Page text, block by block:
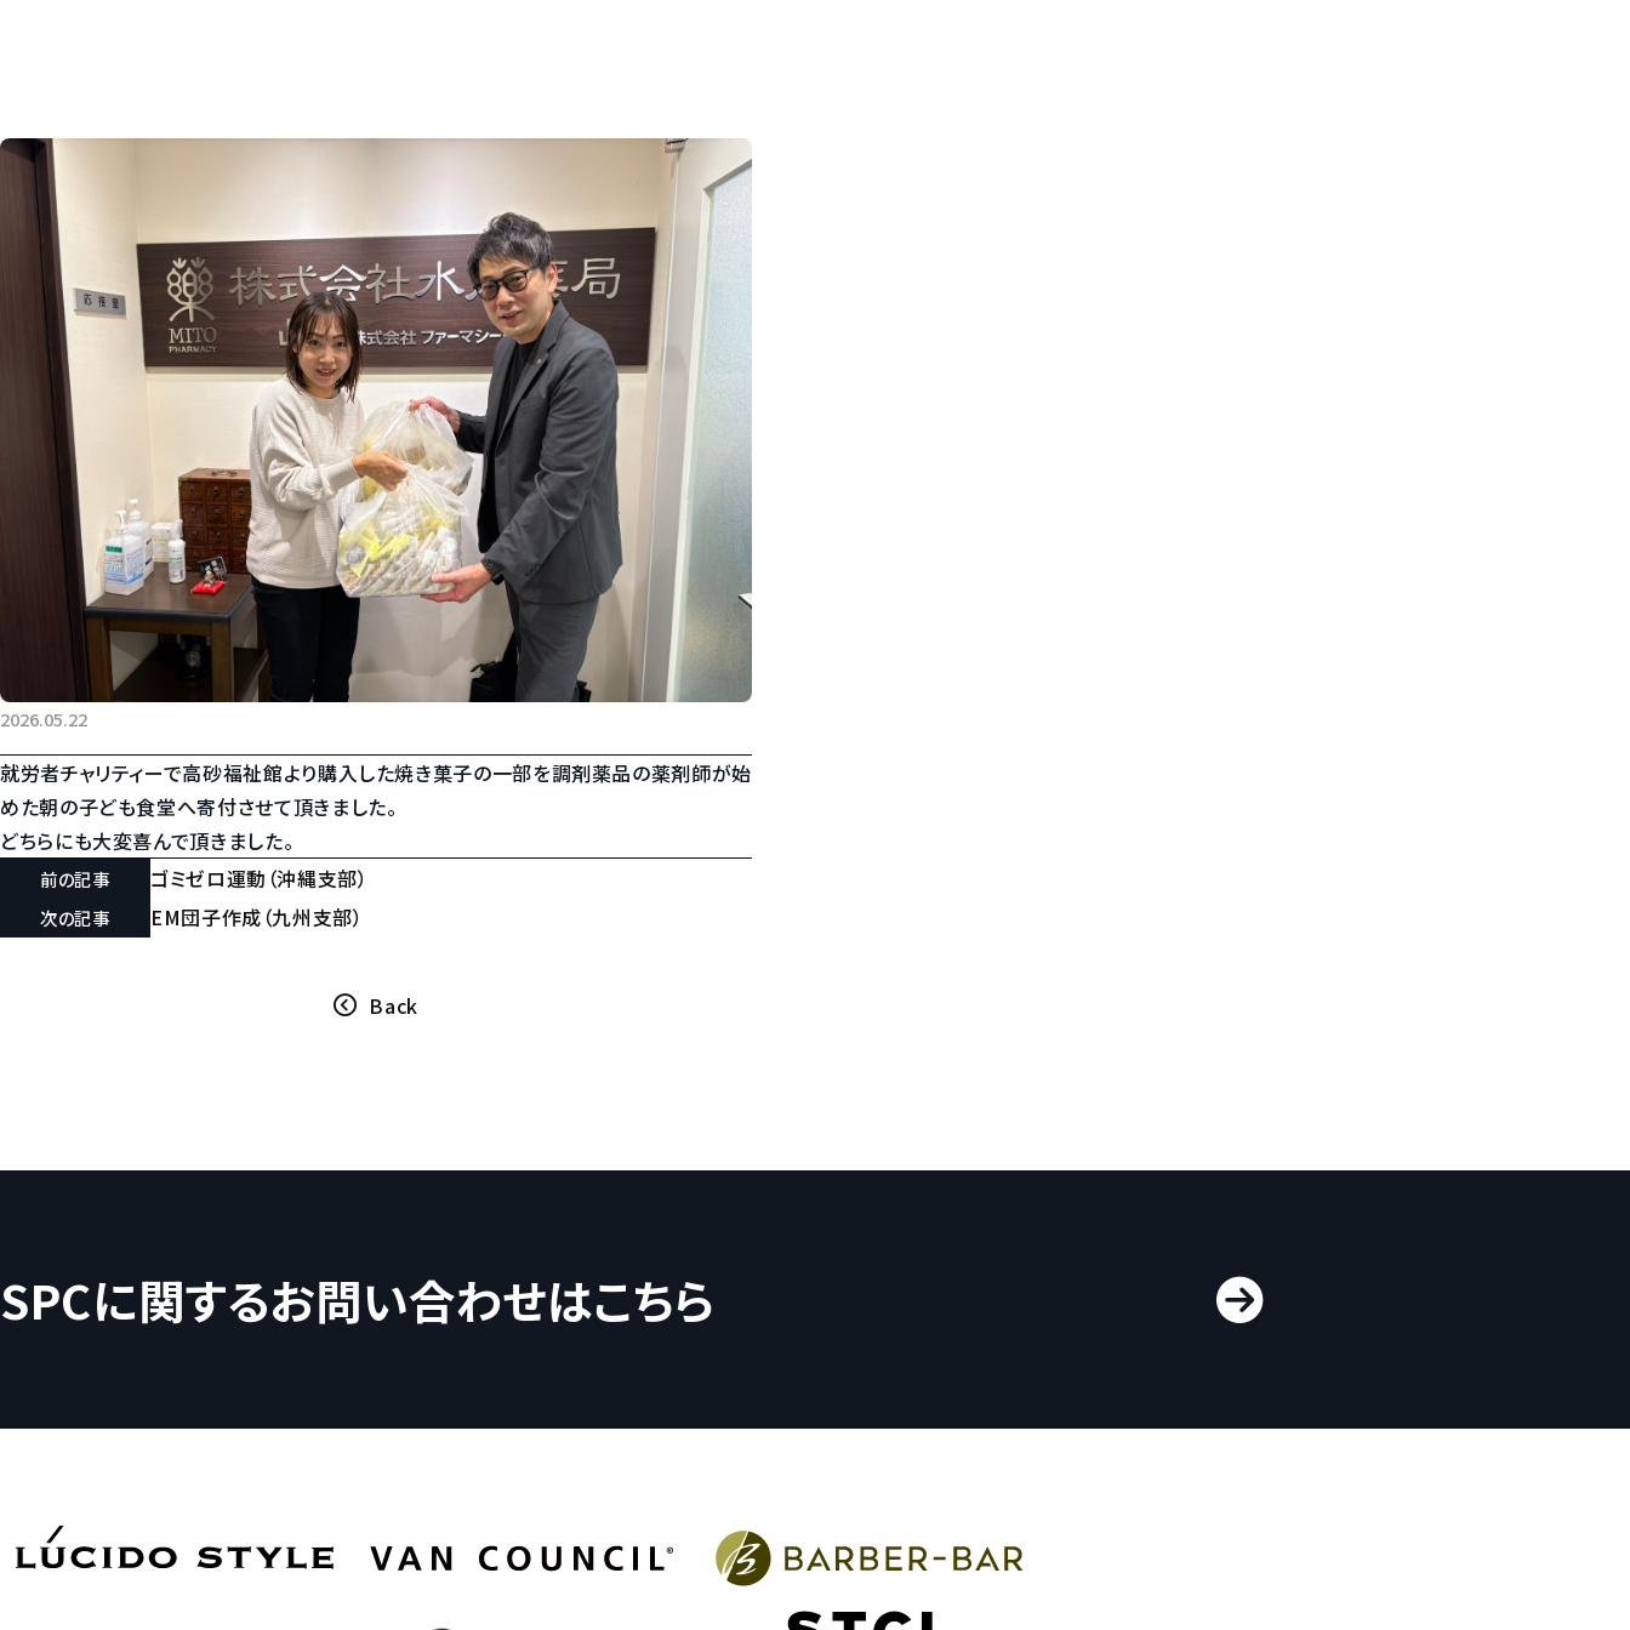
2026.05.22
就労者チャリティーで高砂福祉館より購入した焼き菓子の一部を調剤薬品の薬剤師が始
めた朝の子ども食堂へ寄付させて頂きました。
どちらにも大変喜んで頂きました。
前の記事 ゴミゼロ運動（沖縄支部）
次の記事 EM団子作成（九州支部）
Back
SPCに関するお問い合わせはこちら